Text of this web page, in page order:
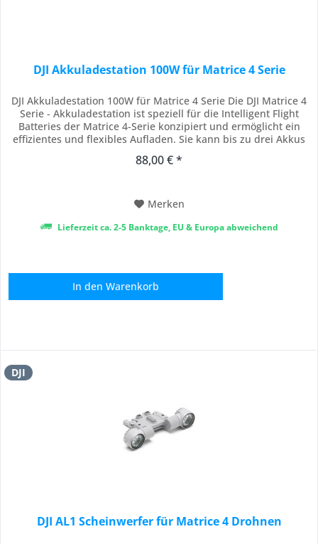
DJI Akkuladestation 100W für Matrice 4 Serie
DJI Akkuladestation 100W für Matrice 4 Serie Die DJI Matrice 4
Serie - Akkuladestation ist speziell für die Intelligent Flight
Batteries der Matrice 4-Serie konzipiert und ermöglicht ein
effizientes und flexibles Aufladen. Sie kann bis zu drei Akkus
höchsten Ladestand. Dies gewährleistet eine schnelle...
88,00 € *
Merken
Lieferzeit ca. 2-5 Banktage, EU & Europa abweichend
In den Warenkorb
DJI
DJI AL1 Scheinwerfer für Matrice 4 Drohnen